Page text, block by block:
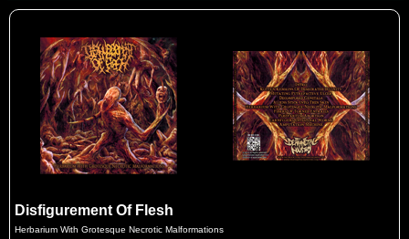
Disfigurement Of Flesh
Herbarium With Grotesque Necrotic Malformations